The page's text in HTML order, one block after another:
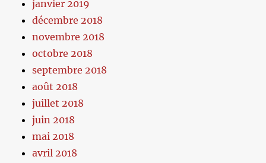
janvier 2019
décembre 2018
novembre 2018
octobre 2018
septembre 2018
août 2018
juillet 2018
juin 2018
mai 2018
avril 2018